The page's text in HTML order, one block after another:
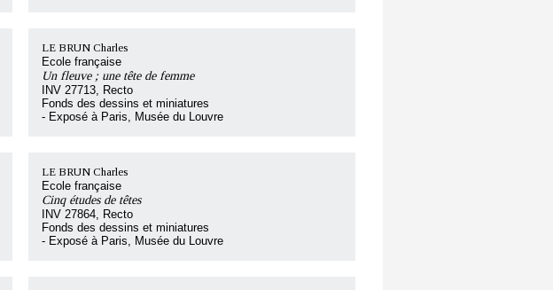
LE BRUN Charles
Ecole française
Un fleuve ; une tête de femme
INV 27713, Recto
Fonds des dessins et miniatures
- Exposé à Paris, Musée du Louvre
LE BRUN Charles
Ecole française
Cinq études de têtes
INV 27864, Recto
Fonds des dessins et miniatures
- Exposé à Paris, Musée du Louvre